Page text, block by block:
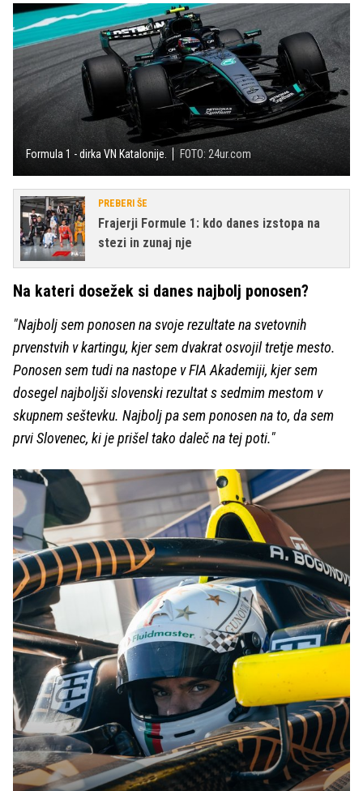
Formula 1 - dirka VN Katalonije. FOTO: 24ur.com
PREBERI ŠE
Frajerji Formule 1: kdo danes izstopa na
stezi in zunaj nje
Na kateri dosežek si danes najbolj ponosen?
"Najbolj sem ponosen na svoje rezultate na svetovnih
prvenstvih v kartingu, kjer sem dvakrat osvojil tretje mesto.
Ponosen sem tudi na nastope v FIA Akademiji, kjer sem
dosegel najboljši slovenski rezultat s sedmim mestom v
skupnem seštevku. Najbolj pa sem ponosen na to, da sem
prvi Slovenec, ki je prišel tako daleč na tej poti."